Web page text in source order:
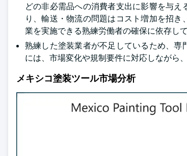
どの非必需品への消費者支出に影響を与
り、輸送・物流の問題はコスト増加を招
業を実施できる熟練労働者の確保に依存して
熟練した塗装業者が不足しているため、
には、市場変化や規制要件に対応しながら
メキシコ塗装ツール市場分析